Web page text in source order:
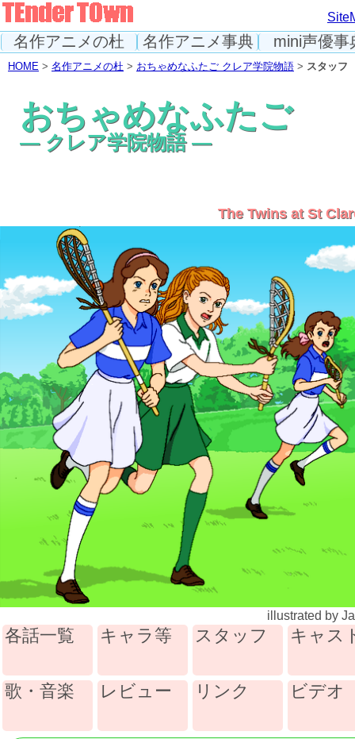
名作アニメの杜 名作アニメ事典 mini声優事
HOME > 名作アニメの杜 > おちゃめなふたご クレア学院物語 > スタッフ
おちゃめなふたご
― クレア学院物語 ―
The Twins at St
illustrated by
各話一覧 キャラ等 スタッフ キャス
歌・音楽 レビュー リンク ビデオ